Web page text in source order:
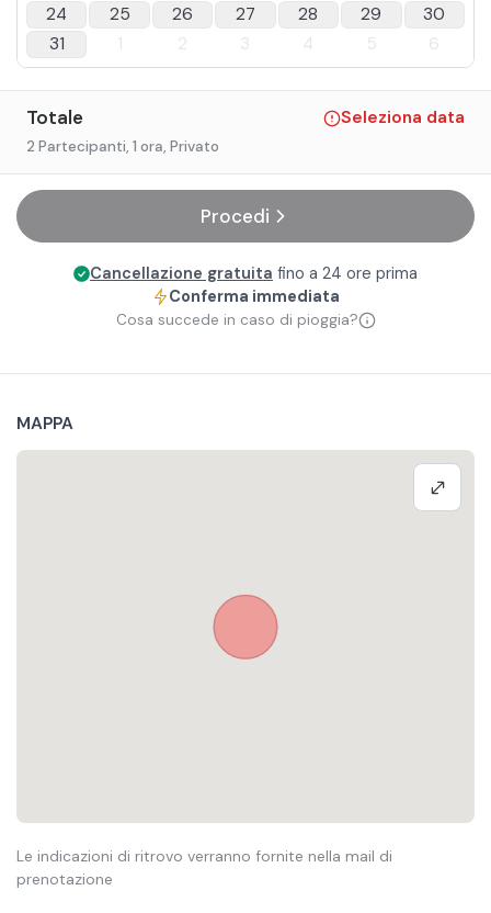
24
25 26 27 28 29
30
31
1 2 3 4 5 6
Totale Seleziona data
2 Partecipanti, 1 ora, Privato
Procedi
Cancellazione gratuita fino a 24 ore prima
Conferma immediata
Cosa succede in caso di pioggia?
MAPPA
Le indicazioni di ritrovo verranno fornite nella mail di
prenotazione